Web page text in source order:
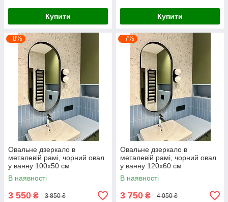
Купити Купити
–8%
Овальне дзеркало в
металевій рамі, чорний овал
у ванну 100х50 см
В наявності
3 550 ₴ 3 850 ₴
–7%
Овальне дзеркало в
металевій рамі, чорний овал
у ванну 120х60 см
В наявності
3 750 ₴ 4 050 ₴